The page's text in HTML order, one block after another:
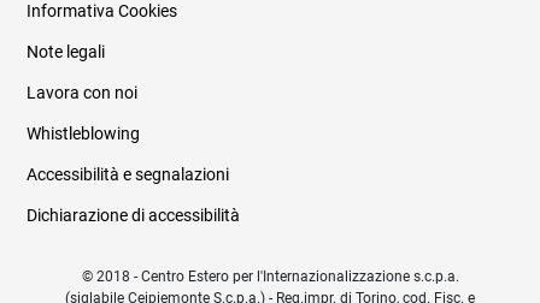
Informativa Cookies
Note legali
Lavora con noi
Whistleblowing
Accessibilità e segnalazioni
Dichiarazione di accessibilità
© 2018 - Centro Estero per l'Internazionalizzazione s.c.p.a.
(siglabile Ceipiemonte S.c.p.a.) - Reg.impr. di Torino, cod. Fisc. e